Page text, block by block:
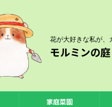
花が大好きな私が、
モルミンの庭
家庭菜園